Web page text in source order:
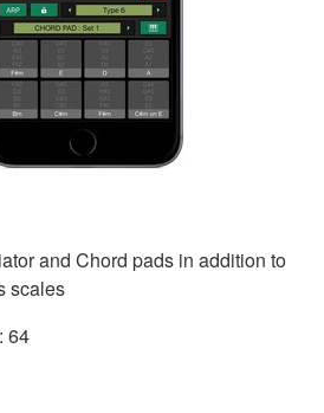
and Chord pads in addition to
scales
64